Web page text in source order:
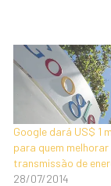
Google dará US$ 1
para quem melhorar
transmissão de
28/07/2014